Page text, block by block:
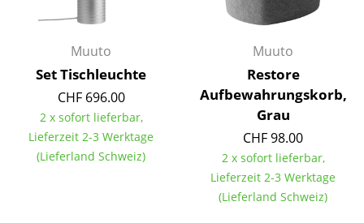
Konferenzstühle
Bürosessel
Einzelteile
... alle Sitzmöbel
Tische
Muuto
Set Tischleuchte
CHF 696.00
2 x sofort lieferbar,
Lieferzeit 2-3 Werktage
(Lieferland Schweiz)
Muuto
Restore
Aufbewahrungskorb,
Grau
CHF 98.00
2 x sofort lieferbar,
Lieferzeit 2-3 Werktage
(Lieferland Schweiz)